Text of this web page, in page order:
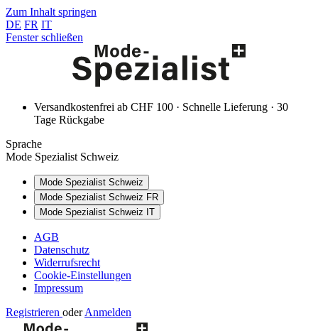
Zum Inhalt springen
DE FR IT
Fenster schließen
Versandkostenfrei ab CHF 100 · Schnelle Lieferung · 30
Tage Rückgabe
Sprache
Mode Spezialist Schweiz
Mode Spezialist Schweiz
Mode Spezialist Schweiz FR
Mode Spezialist Schweiz IT
AGB
Datenschutz
Widerrufsrecht
Cookie-Einstellungen
Impressum
Registrieren oder Anmelden